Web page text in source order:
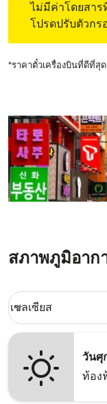
ไม่มีค่าโดยสา
โปรดปรับตัวก
*ราคาตั๋วเครื่องบินที่ดีที่
สภาพภูมิอาก
Weather unit
เซลเซียส
keyboard_arrow_down
วันศุ
ท้อง